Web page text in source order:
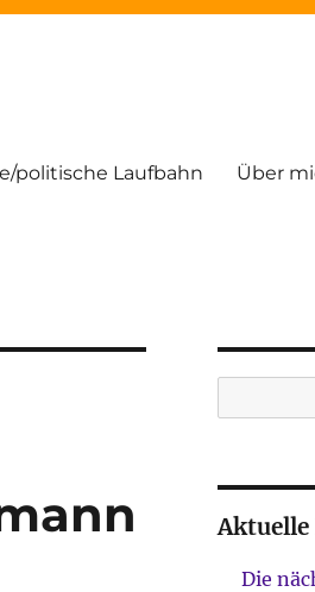
politische Laufbahn Über
Aktuelle
Die